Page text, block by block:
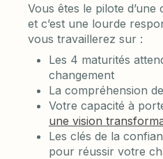
Vous êtes le pilote
et c’est une lourde
vous travaillerez sur :
Les 4 maturités
changement
La compréhension
Votre capacité à
une vision
Les clés de la
pour réussir votre